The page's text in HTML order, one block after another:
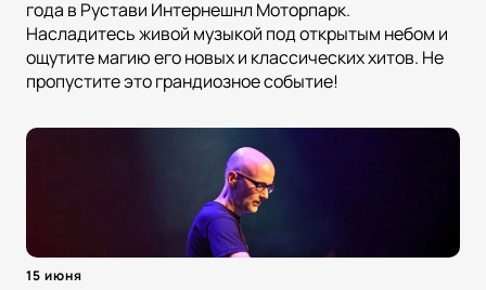
года в Рустави Интернешнл Моторпарк.
Насладитесь живой музыкой под открытым небом и
ощутите магию его новых и классических хитов. Не
пропустите это грандиозное событие!
15 июня